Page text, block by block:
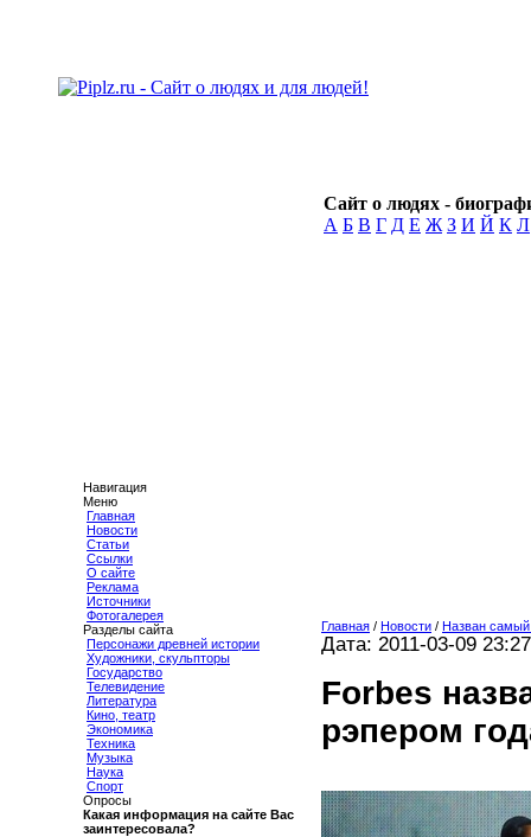
Сайт о людях -
А Б В Г Д Е Ж З И Й К Л
Навигация
Меню
Главная
Новости
Статьи
Ссылки
О сайте
Реклама
Источники
Фотогалерея
Разделы сайта
Персонажи древней истории
Художники, скульпторы
Государство
Телевидение
Литература
Кино, театр
Экономика
Техника
Музыка
Наука
Спорт
Опросы
Какая информация на сайте Вас
заинтересовала?
Главная / Новости / Назван самый
Дата: 2011-03-09 23:27
Forbes
рэпером